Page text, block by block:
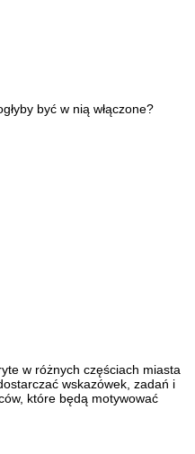
być w nią włączone?
w różnych częściach miasta
wskazówek, zadań i
które będą motywować